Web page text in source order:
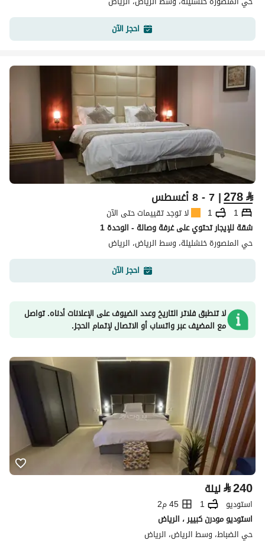
احجز الآن
⃁
278| 7 - 8 أغسطس
1
1
لا توجد تقييمات حتى الآن
شقة للإيجار تحتوي على غرفة وصالة - الوحدة 1
حي المنصورة خنشليلة، وسط الرياض، الرياض
احجز الآن
لا تنطبق فلاتر التاريخ وعدد الضيوف على الإعلانات أدناه. تواصل
مع المضيف عبر واتساب أو الاتصال لإتمام الحجز.
⃁240 ليلة
استوديو 1
45 م2
استوديو مودرن كبيير ، الرياض
حي الضباط، وسط الرياض، الرياض